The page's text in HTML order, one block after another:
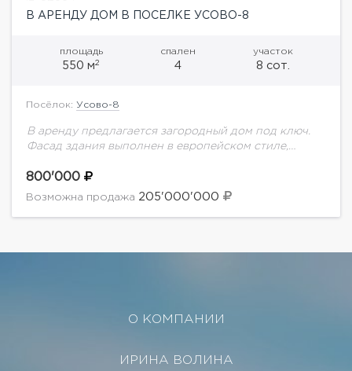
В АРЕНДУ ДОМ В ПОСЕЛКЕ УСОВО-8
площадь
550 м2
спален
4
участок
8 сот.
Посёлок: Усово-8
В аренду предлагается загородный дом под ключ.
Фасад здания выполнен в европейском стиле,
выполнен в современном стиле, предусмотрены 4
спальни, со своими...
800'000
Возможна продажа 205'000'000
О КОМПАНИИ
ИРИНА ВОЛИНА